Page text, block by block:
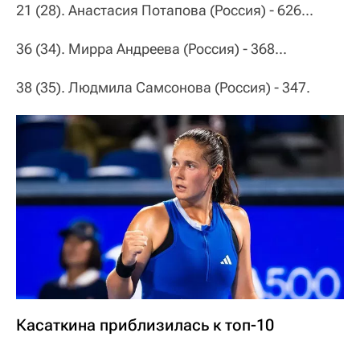
21 (28). Анастасия Потапова (Россия) - 626...
36 (34). Мирра Андреева (Россия) - 368...
38 (35). Людмила Самсонова (Россия) - 347.
Касаткина приблизилась к топ-10